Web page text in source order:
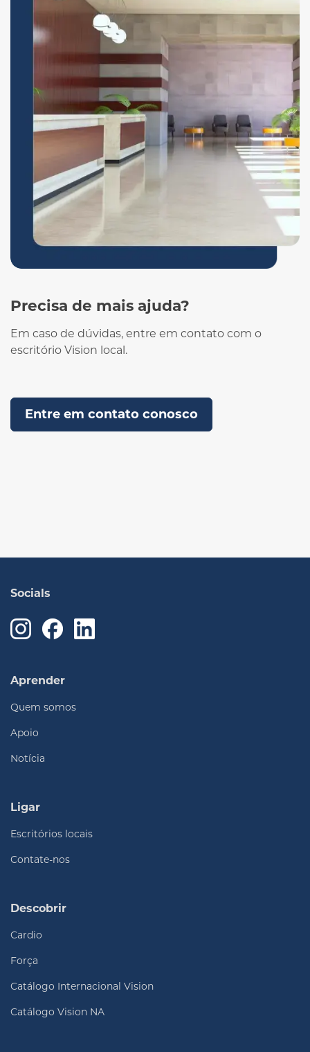
Precisa de mais ajuda?
Em caso de dúvidas, entre em contato com o
escritório Vision local.
Entre em contato conosco
Socials
Aprender
Quem somos
Apoio
Notícia
Ligar
Escritórios locais
Contate-nos
Descobrir
Cardio
Força
Catálogo Internacional Vision
Catálogo Vision NA